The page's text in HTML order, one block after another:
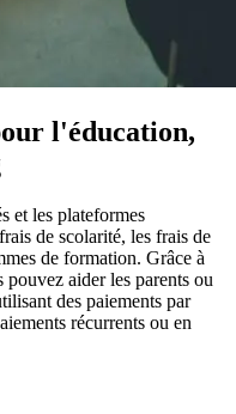
l'éducation,
et les plateformes
de scolarité, les frais de
de formation. Grâce à
aider les parents ou
des paiements par
récurrents ou en